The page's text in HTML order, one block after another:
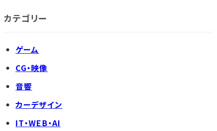
カテゴリー
ゲーム
CG・映像
音響
カーデザイン
IT・WEB・AI